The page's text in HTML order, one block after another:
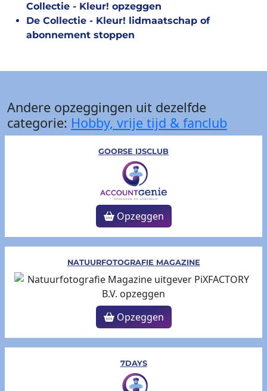
Collectie - Kleur! opzeggen
De Collectie - Kleur! lidmaatschap of
abonnement stoppen
Andere opzeggingen uit dezelfde
categorie: Hobby, vrije tijd & fanclub
GOORSE IJSCLUB
Opzeggen
NATUURFOTOGRAFIE MAGAZINE
Opzeggen
7DAYS